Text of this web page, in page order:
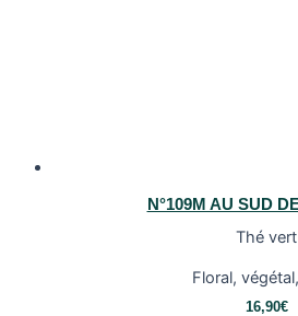
N°109M AU SUD
Thé vert
Floral,
16,90€